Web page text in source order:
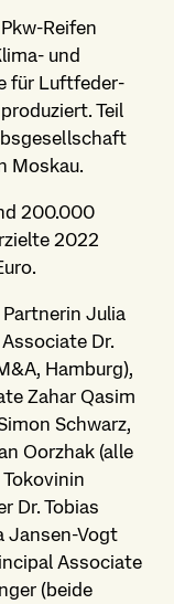
Reifen
und
für Luft­feder­
Teil
Moskau.
200.000
2022
Julia
Dr.
Hamburg),
Zahar Qasim
Schwarz,
Oorzhak (alle
Dr. Tobias
Jansen-Vogt
Associate
(beide